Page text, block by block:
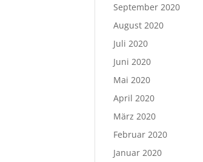
September 2020
August 2020
Juli 2020
Juni 2020
Mai 2020
April 2020
März 2020
Februar 2020
Januar 2020